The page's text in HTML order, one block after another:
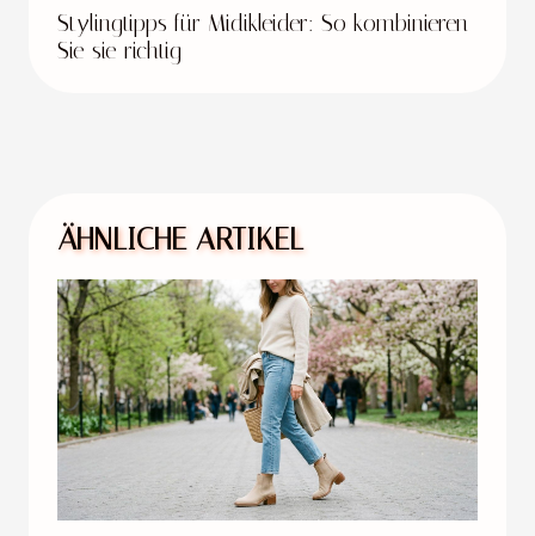
Stylingtipps für Midikleider: So kombinieren
Sie sie richtig
ÄHNLICHE ARTIKEL